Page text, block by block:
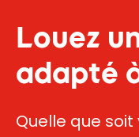
Louez
adapté
Quelle que